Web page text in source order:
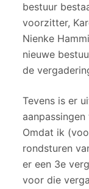
bestuur
voorzitter,
Nienke
nieuwe
de
Tevens is er
Omdat ik
rondsturen
er een 3e
voor die